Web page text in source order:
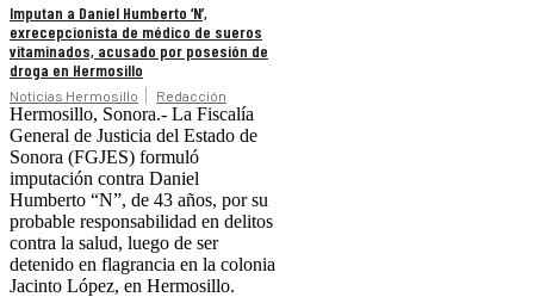
Imputan a Daniel Humberto ‘N’,
exrecepcionista de médico de sueros
vitaminados, acusado por posesión de
droga en Hermosillo
Noticias Hermosillo Redacción
Hermosillo, Sonora.- La Fiscalía
General de Justicia del Estado de
Sonora (FGJES) formuló
imputación contra Daniel
Humberto “N”, de 43 años, por su
probable responsabilidad en delitos
contra la salud, luego de ser
detenido en flagrancia en la colonia
Jacinto López, en Hermosillo.